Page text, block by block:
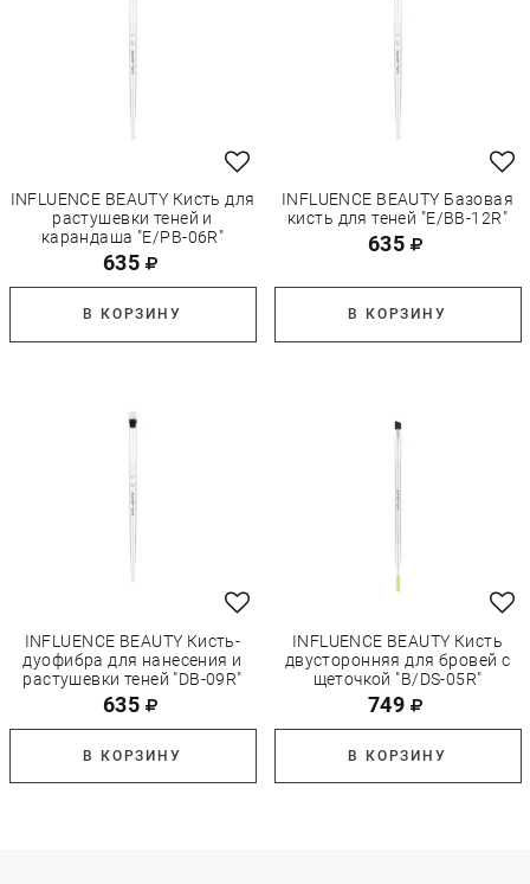
INFLUENCE BEAUTY Кисть для
растушевки теней и
карандаша "E/PB-06R"
635
В КОРЗИНУ
INFLUENCE BEAUTY Базовая
кисть для теней "E/BB-12R"
635
В КОРЗИНУ
INFLUENCE BEAUTY Кисть-
дуофибра для нанесения и
растушевки теней "DB-09R"
635
В КОРЗИНУ
INFLUENCE BEAUTY Кисть
двусторонняя для бровей с
щеточкой "B/DS-05R"
749
В КОРЗИНУ